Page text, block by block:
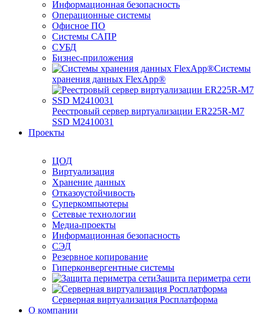
Информационная безопасность
Операционные системы
Офисное ПО
Системы САПР
СУБД
Бизнес-приложения
Системы
хранения данных FlexApp®
Реестровый сервер виртуализации ER225R-M7
SSD М2410031
Проекты
ЦОД
Виртуализация
Хранение данных
Отказоустойчивость
Суперкомпьютеры
Сетевые технологии
Медиа-проекты
Информационная безопасность
СЭД
Резервное копирование
Гиперконвергентные системы
Защита периметра сети
Серверная виртуализация Росплатформа
О компании